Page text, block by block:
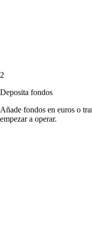
2
Deposita fondos
Añade fondos en euros o
empezar a operar.